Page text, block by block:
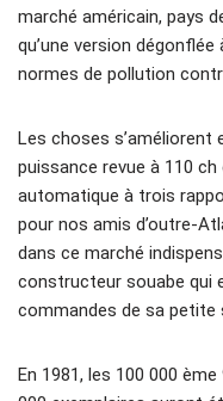
marché américain, pays
qu’une version
normes de pollution
Les choses s’améliorent
puissance revue à 110
automatique à trois
pour nos amis d’outre-
dans ce marché
constructeur souabe qui
commandes de sa petite
En 1981, les 100 000